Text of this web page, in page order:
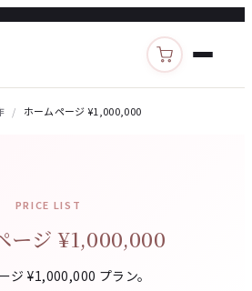
カートを見る
ホームページ ¥1,000,000
PRICE LIST
ージ ¥1,000,000
ジ ¥1,000,000 プラン。